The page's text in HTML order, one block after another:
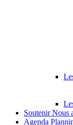
Soutenir Nous
Agenda